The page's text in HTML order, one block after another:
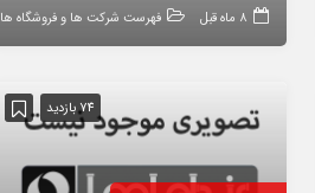
8 ماه قبل فهرست شرکت ها و فروشگاه ها
74 بازدید